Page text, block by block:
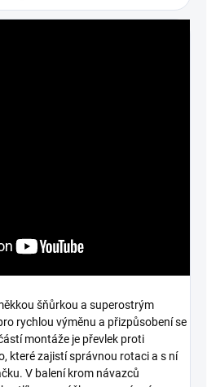
šňůrkou a superostrým
rychlou výměnu a přizpůsobení se
montáže je převlek proti
které zajistí správnou rotaci a s ní
V balení krom návazců